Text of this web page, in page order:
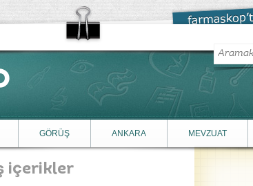
GÖRÜŞ ANKARA MEVZUAT
içerikler